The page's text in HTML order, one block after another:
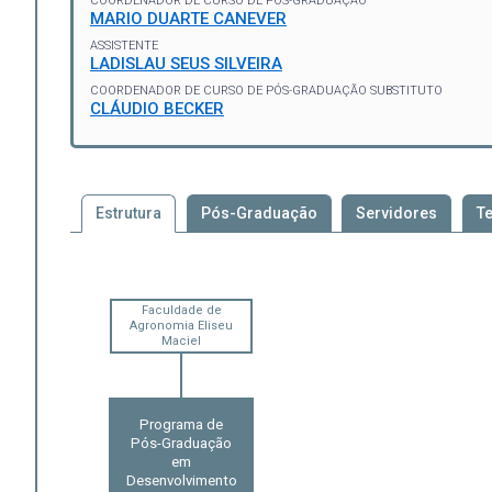
MARIO DUARTE CANEVER
ASSISTENTE
LADISLAU SEUS SILVEIRA
COORDENADOR DE CURSO DE PÓS-GRADUAÇÃO SUBSTITUTO
CLÁUDIO BECKER
Estrutura Pós-Graduação Servidores
Faculdade de
Agronomia Eliseu
Maciel
Programa de
Pós-Graduação
em
Desenvolvimento